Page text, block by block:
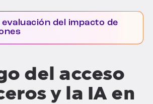
del impacto de
del acceso
y la IA en